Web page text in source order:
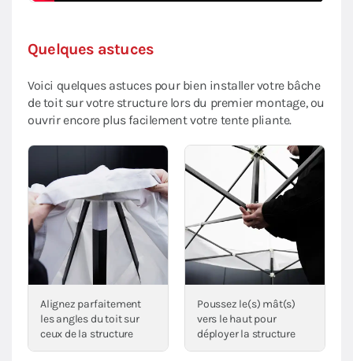
Quelques astuces
Voici quelques astuces pour bien installer votre bâche
de toit sur votre structure lors du premier montage, ou
ouvrir encore plus facilement votre tente pliante.
Alignez parfaitement
les angles du toit sur
ceux de la structure
Poussez le(s) mât(s)
vers le haut pour
déployer la structure